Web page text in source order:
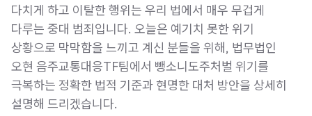
다치게 하고 이탈한 행위는 우리 법에서 매우 무겁게
다루는 중대 범죄입니다. 오늘은 예기치 못한 위기
상황으로 막막함을 느끼고 계신 분들을 위해, 법무법인
오현 음주교통대응TF팀에서 뺑소니도주처벌 위기를
극복하는 정확한 법적 기준과 현명한 대처 방안을 상세히
설명해 드리겠습니다.